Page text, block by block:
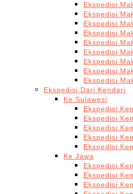
Ekspedisi
Ekspedisi
Ekspedisi
Ekspedisi
Ekspedisi
Ekspedisi
Ekspedisi
Ekspedisi
Ekspedisi
Ekspedisi Dari Kendari
Ke Sulawesi
Ekspedisi
Ekspedisi
Ekspedisi
Ekspedisi
Ekspedisi
Ke Jawa
Ekspedisi
Ekspedisi
Ekspedisi